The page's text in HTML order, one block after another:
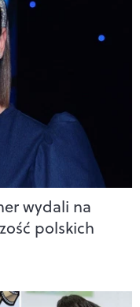
wydali na
polskich